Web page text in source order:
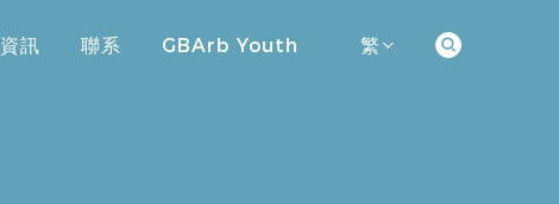
資訊
聯系
GBArb Youth
繁